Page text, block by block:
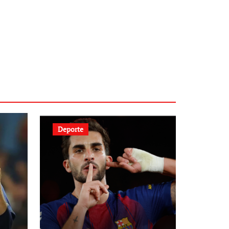
Deporte